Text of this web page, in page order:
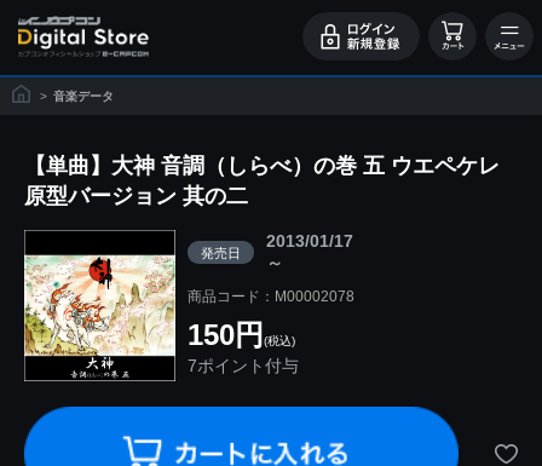
> 音楽データ
【単曲】大神 音調（しらべ）の巻 五 ウエペケレ
原型バージョン 其の二
発売日
2013/01/17
～
商品コード：M00002078
150円 (税込)
7ポイント付与